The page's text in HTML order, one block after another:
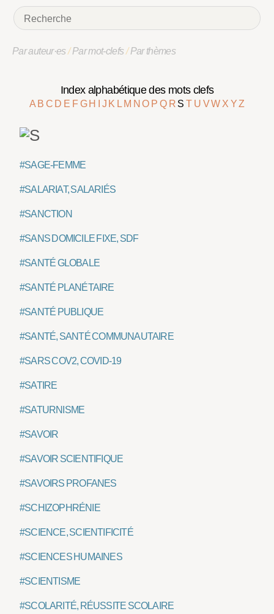
Par auteur·es/Par mot-clefs/Par thèmes
Index alphabétique des mots clefs
A B C D E F G H J K L M NO P Q R ST U VW X YZ
#SAGE-FEMME
#SALARIAT, SALARIÉS
#SANCTION
#SANS DOMICILE FIXE, SDF
#SANTÉ GLOBALE
#SANTÉ PLANÉTAIRE
#SANTÉ PUBLIQUE
#SANTÉ, SANTÉ COMMUNAUTAIRE
#SARS COV2, COVID-19
#SATIRE
#SATURNISME
#SAVOIR
#SAVOIR SCIENTIFIQUE
#SAVOIRS PROFANES
#SCHIZOPHRÉNIE
#SCIENCE, SCIENTIFICITÉ
#SCIENCES HUMAINES
#SCIENTISME
#SCOLARITÉ, RÉUSSITE SCOLAIRE